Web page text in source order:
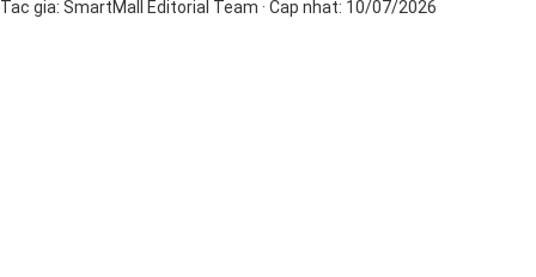
Tac gia: SmartMall Editorial Team · Cap nhat: 10/07/2026